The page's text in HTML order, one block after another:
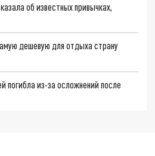
об известных привычках,
дешевую для отдыха страну
погибла из-за осложнений после